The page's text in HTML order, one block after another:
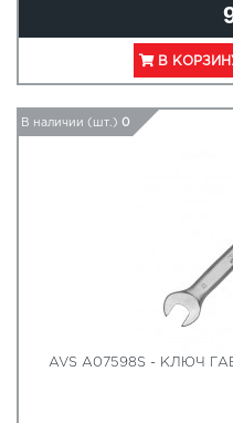
В
В наличии (шт.) 0
AVS A07598S - КЛЮЧ